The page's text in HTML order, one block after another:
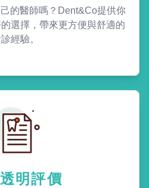
的醫師嗎？Dent&Co提供你
選擇，帶來更方便與舒適的
經驗。
明評價